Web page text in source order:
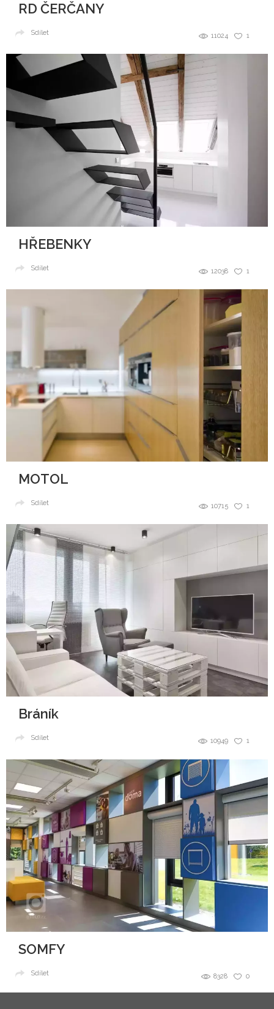
RD ČERČANY
1
11024
Sdílet
HŘEBENKY
1
12038
Sdílet
MOTOL
1
10715
Sdílet
Bráník
1
10949
Sdílet
SOMFY
0
8328
Sdílet